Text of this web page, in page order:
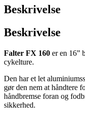
Beskrivelse
Beskrivelse
Falter FX 160 er en 16”
cykelture.
Den har et let
gør den nem at håndtere
håndbremse foran og
sikkerhed.